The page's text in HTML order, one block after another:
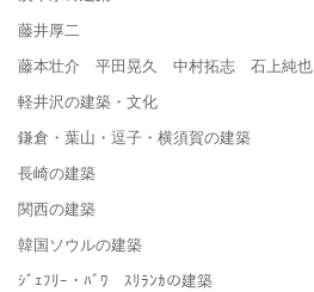
藤井厚二
藤本壮介 平田晃久 中村拓志 石上純也
軽井沢の建築・文化
鎌倉・葉山・逗子・横須賀の建築
長崎の建築
関西の建築
韓国ソウルの建築
ｼﾞｪﾌﾘｰ・ﾊﾞﾜ ｽﾘﾗﾝｶの建築